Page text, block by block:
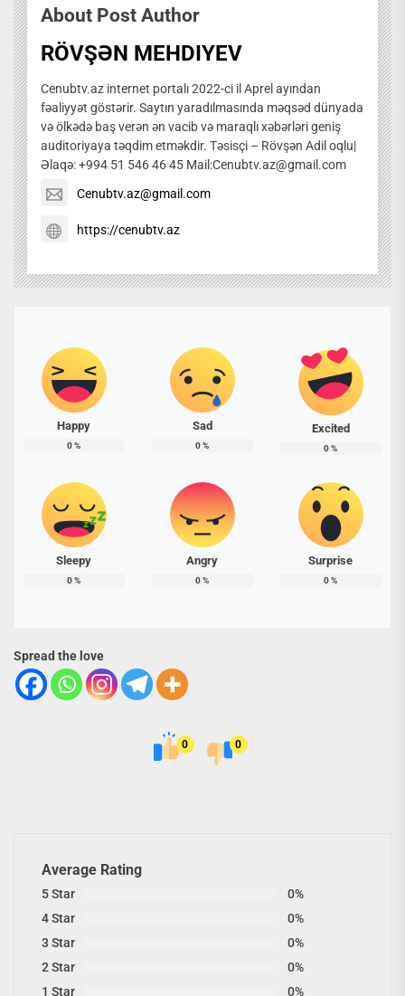
About Post Author
RÖVŞƏN MEHDIYEV
Cenubtv.az internet portalı 2022-ci il Aprel ayından
fəaliyyət göstərir. Saytın yaradılmasında məqsəd dünyada
və ölkədə baş verən ən vacib və maraqlı xəbərləri geniş
auditoriyaya təqdim etməkdir. Təsisçi – Rövşən Adil oqlu|
Əlaqə: +994 51 546 46 45 Mail:Cenubtv.az@gmail.com
Cenubtv.az@gmail.com
https://cenubtv.az
Happy
0%
Sad
0%
Excited
0%
Sleepy
0%
Angry
0%
Surprise
0%
Spread the love
0 0
Average Rating
5 Star
0%
4 Star
0%
3 Star
0%
2 Star
0%
1 Star
0%